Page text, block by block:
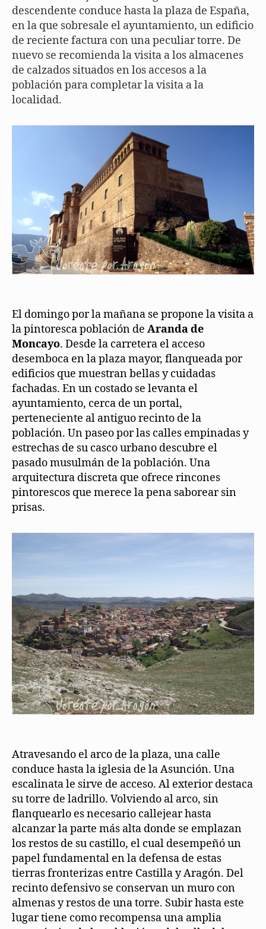
descendente conduce hasta la plaza de España,
en la que sobresale el ayuntamiento, un edificio
de reciente factura con una peculiar torre. De
nuevo se recomienda la visita a los almacenes
de calzados situados en los accesos a la
población para completar la visita a la
localidad.
El domingo por la mañana se propone la visita a
la pintoresca población de Aranda de
Moncayo. Desde la carretera el acceso
desemboca en la plaza mayor, flanqueada por
edificios que muestran bellas y cuidadas
fachadas. En un costado se levanta el
ayuntamiento, cerca de un portal,
perteneciente al antiguo recinto de la
población. Un paseo por las calles empinadas y
estrechas de su casco urbano descubre el
pasado musulmán de la población. Una
arquitectura discreta que ofrece rincones
pintorescos que merece la pena saborear sin
prisas.
Atravesando el arco de la plaza, una calle
conduce hasta la iglesia de la Asunción. Una
escalinata le sirve de acceso. Al exterior destaca
su torre de ladrillo. Volviendo al arco, sin
flanquearlo es necesario callejear hasta
alcanzar la parte más alta donde se emplazan
los restos de su castillo, el cual desempeñó un
papel fundamental en la defensa de estas
tierras fronterizas entre Castilla y Aragón. Del
recinto defensivo se conservan un muro con
almenas y restos de una torre. Subir hasta este
lugar tiene como recompensa una amplia